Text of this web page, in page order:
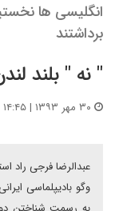
انگلیسی ها
برداشتند
" نه " بلند
عبدالرضا فرجی راد
وگو بادیپلماسی